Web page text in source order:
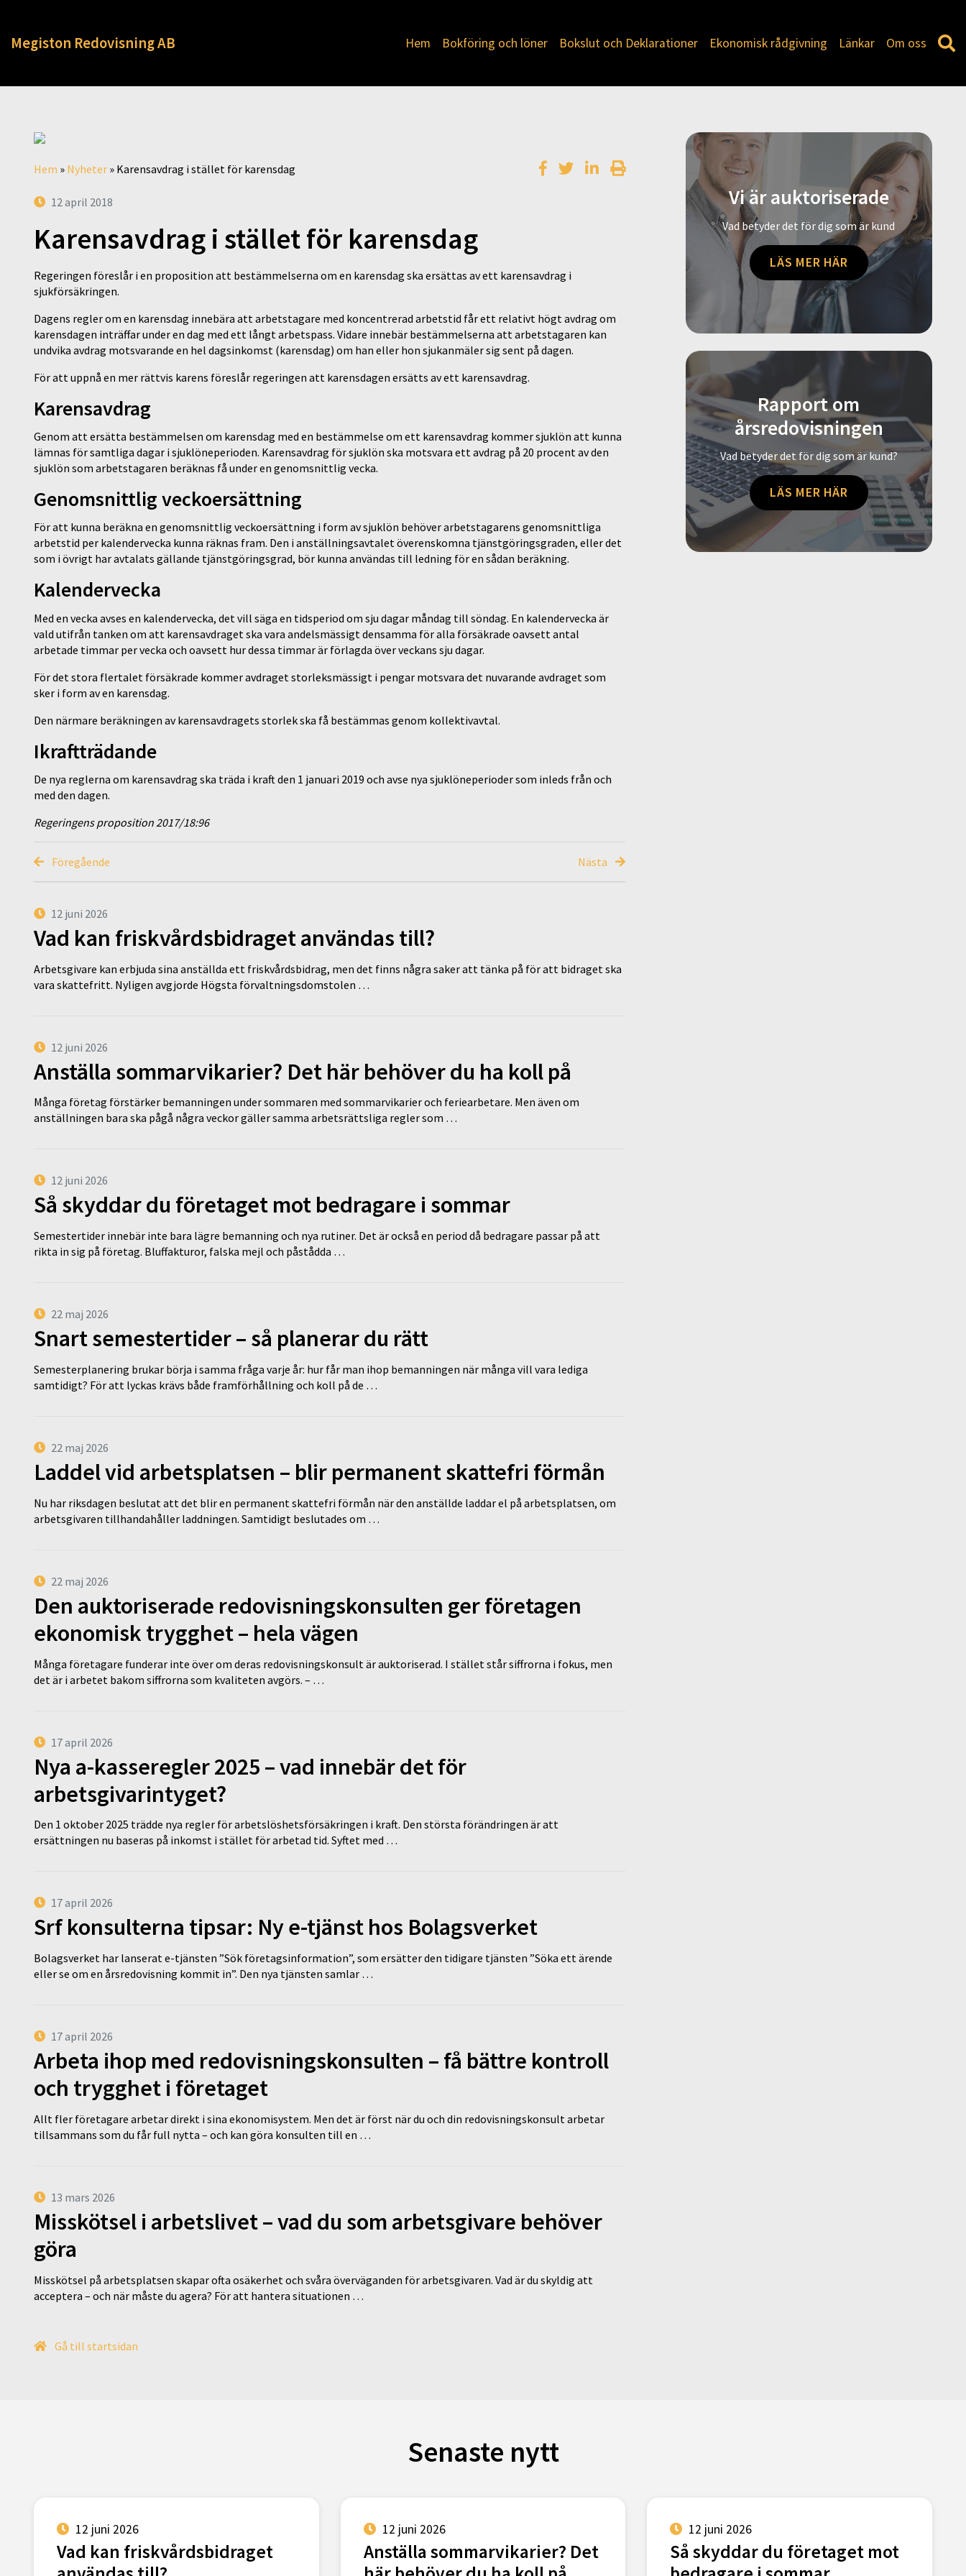
Megiston Redovisning AB Hem Bokföring och löner Bokslut och Deklarationer Ekonomisk rådgivning Länkar Om oss
Hem » Nyheter » Karensavdrag i stället för karensdag
12 april 2018
Karensavdrag i stället för karensdag
Regeringen föreslår i en proposition att bestämmelserna om en karensdag ska ersättas av ett karensavdrag i
sjukförsäkringen.
Dagens regler om en karensdag innebära att arbetstagare med koncentrerad arbetstid får ett relativt högt avdrag om
karensdagen inträffar under en dag med ett långt arbetspass. Vidare innebär bestämmelserna att arbetstagaren kan
undvika avdrag motsvarande en hel dagsinkomst (karensdag) om han eller hon sjukanmäler sig sent på dagen.
För att uppnå en mer rättvis karens föreslår regeringen att karensdagen ersätts av ett karensavdrag.
Karensavdrag
Genom att ersätta bestämmelsen om karensdag med en bestämmelse om ett karensavdrag kommer sjuklön att kunna
lämnas för samtliga dagar i sjuklöneperioden. Karensavdrag för sjuklön ska motsvara ett avdrag på 20 procent av den
sjuklön som arbetstagaren beräknas få under en genomsnittlig vecka.
Genomsnittlig veckoersättning
För att kunna beräkna en genomsnittlig veckoersättning i form av sjuklön behöver arbetstagarens genomsnittliga
arbetstid per kalendervecka kunna räknas fram. Den i anställningsavtalet överenskomna tjänstgöringsgraden, eller det
som i övrigt har avtalats gällande tjänstgöringsgrad, bör kunna användas till ledning för en sådan beräkning.
Kalendervecka
Med en vecka avses en kalendervecka, det vill säga en tidsperiod om sju dagar måndag till söndag. En kalendervecka är
vald utifrån tanken om att karensavdraget ska vara andelsmässigt densamma för alla försäkrade oavsett antal
arbetade timmar per vecka och oavsett hur dessa timmar är förlagda över veckans sju dagar.
För det stora flertalet försäkrade kommer avdraget storleksmässigt i pengar motsvara det nuvarande avdraget som
sker i form av en karensdag.
Den närmare beräkningen av karensavdragets storlek ska få bestämmas genom kollektivavtal.
Ikraftträdande
De nya reglerna om karensavdrag ska träda i kraft den 1 januari 2019 och avse nya sjuklöneperioder som inleds från och
med den dagen.
Regeringens proposition 2017/18:96
Föregående Nästa
12 juni 2026
Vad kan friskvårdsbidraget användas till?
Arbetsgivare kan erbjuda sina anställda ett friskvårdsbidrag, men det finns några saker att tänka på för att bidraget ska
vara skattefritt. Nyligen avgjorde Högsta förvaltningsdomstolen …
12 juni 2026
Anställa sommarvikarier? Det här behöver du ha koll på
Många företag förstärker bemanningen under sommaren med sommarvikarier och feriearbetare. Men även om
anställningen bara ska pågå några veckor gäller samma arbetsrättsliga regler som …
12 juni 2026
Så skyddar du företaget mot bedragare i sommar
Semestertider innebär inte bara lägre bemanning och nya rutiner. Det är också en period då bedragare passar på att
rikta in sig på företag. Bluffakturor, falska mejl och påstådda …
22 maj 2026
Snart semestertider – så planerar du rätt
Semesterplanering brukar börja i samma fråga varje år: hur får man ihop bemanningen när många vill vara lediga
samtidigt? För att lyckas krävs både framförhållning och koll på de …
22 maj 2026
Laddel vid arbetsplatsen – blir permanent skattefri förmån
Nu har riksdagen beslutat att det blir en permanent skattefri förmån när den anställde laddar el på arbetsplatsen, om
arbetsgivaren tillhandahåller laddningen. Samtidigt beslutades om …
22 maj 2026
Den auktoriserade redovisningskonsulten ger företagen
ekonomisk trygghet – hela vägen
Många företagare funderar inte över om deras redovisningskonsult är auktoriserad. I stället står siffrorna i fokus, men
det är i arbetet bakom siffrorna som kvaliteten avgörs. – …
17 april 2026
Nya a-kasseregler 2025 – vad innebär det för
arbetsgivarintyget?
Den 1 oktober 2025 trädde nya regler för arbetslöshetsförsäkringen i kraft. Den största förändringen är att
ersättningen nu baseras på inkomst i stället för arbetad tid. Syftet med …
17 april 2026
Srf konsulterna tipsar: Ny e-tjänst hos Bolagsverket
Bolagsverket har lanserat e-tjänsten ”Sök företagsinformation”, som ersätter den tidigare tjänsten ”Söka ett ärende
eller se om en årsredovisning kommit in”. Den nya tjänsten samlar …
17 april 2026
Arbeta ihop med redovisningskonsulten – få bättre kontroll
och trygghet i företaget
Allt fler företagare arbetar direkt i sina ekonomisystem. Men det är först när du och din redovisningskonsult arbetar
tillsammans som du får full nytta – och kan göra konsulten till en …
13 mars 2026
Misskötsel i arbetslivet – vad du som arbetsgivare behöver
göra
Misskötsel på arbetsplatsen skapar ofta osäkerhet och svåra överväganden för arbetsgivaren. Vad är du skyldig att
acceptera – och när måste du agera? För att hantera situationen …
Gå till startsidan
Vi är auktoriserade
Vad betyder det för dig som är kund
LÄS MER HÄR
Rapport om
årsredovisningen
Vad betyder det för dig som är kund?
LÄS MER HÄR
Senaste nytt
12 juni 2026
Vad kan friskvårdsbidraget
12 juni 2026
Anställa sommarvikarier? Det
12 juni 2026
Så skyddar du företaget mot